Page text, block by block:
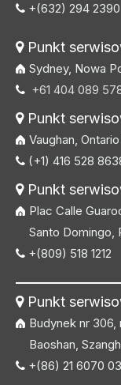
 +(632) 294 2390
Punkt
Sydney, Nowa
 +61 404 089
Punkt
Vaughan,
 (+1) 416 528
Punkt
Plac Calle
Santo Domingo,
 +(809) 518 1212
Punkt
Budynek nr 306,
Baoshan,
 +(86) 21 6070